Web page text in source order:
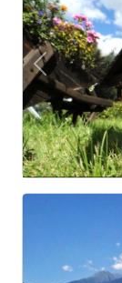
Previous